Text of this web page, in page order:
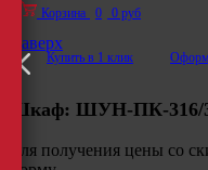
Корзина 0 0 руб
Купить в 1 клик
Наверх
Шкаф: ШУН-ПК-316/
Для получения цены со